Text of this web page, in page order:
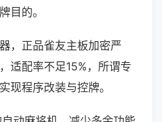
目的。
，正品雀友主板加密严
适配率不足15%，所谓专
现程序改装与控牌。